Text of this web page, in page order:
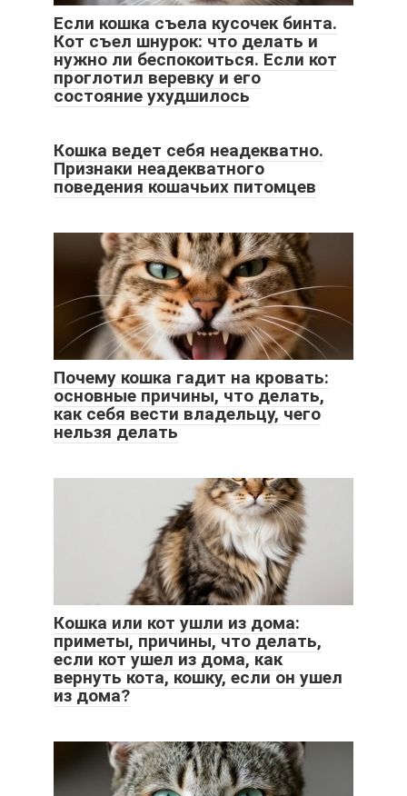
Если кошка съела кусочек бинта.
Кот съел шнурок: что делать и
нужно ли беспокоиться. Если кот
проглотил веревку и его
состояние ухудшилось
Кошка ведет себя неадекватно.
Признаки неадекватного
поведения кошачьих питомцев
Почему кошка гадит на кровать:
основные причины, что делать,
как себя вести владельцу, чего
нельзя делать
Кошка или кот ушли из дома:
приметы, причины, что делать,
если кот ушел из дома, как
вернуть кота, кошку, если он ушел
из дома?